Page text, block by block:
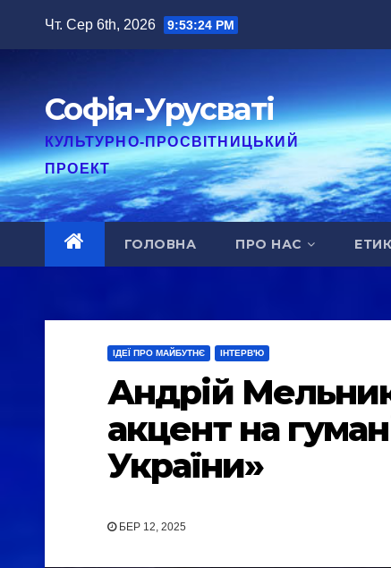
Чт. Сер 6th, 2026 9:53:25 PM
Софія-Урусваті
КУЛЬТУРНО-ПРОСВІТНИЦЬКИЙ
ПРОЕКТ
ГОЛОВНА ПРО НАС
ІДЕЇ ПРО МАЙБУТНЄ ІНТЕРВ'Ю
Андрій
акцент на
України»
БЕР 12, 2025